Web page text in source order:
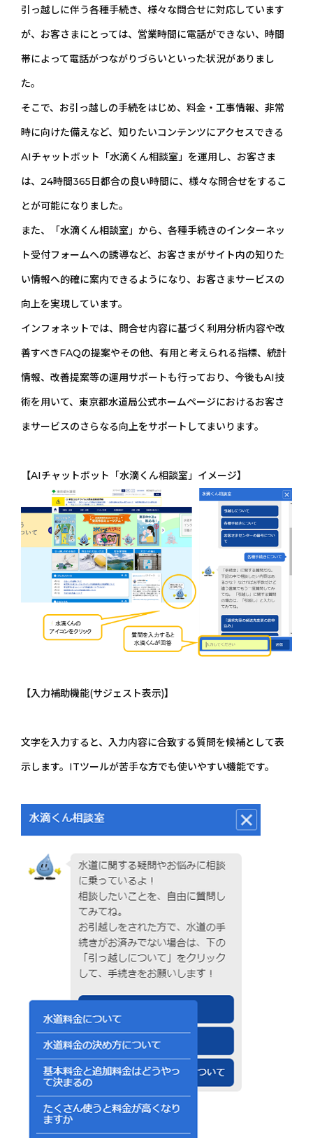
引っ越しに伴う各種手続き、様々な問合せに対応しています
が、お客さまにとっては、営業時間に電話ができない、時間
帯によって電話がつながりづらいといった状況がありまし
た。
そこで、お引っ越しの手続をはじめ、料金・工事情報、非常
時に向けた備えなど、知りたいコンテンツにアクセスできる
AIチャットボット「水滴くん相談室」を運用し、お客さま
は、24時間365日都合の良い時間に、様々な問合せをするこ
とが可能になりました。
また、「水滴くん相談室」から、各種手続きのインターネッ
ト受付フォームへの誘導など、お客さまがサイト内の知りた
い情報へ的確に案内できるようになり、お客さまサービスの
向上を実現しています。
インフォネットでは、問合せ内容に基づく利用分析内容や改
善すべきFAQの提案やその他、有用と考えられる指標、統計
情報、改善提案等の運用サポートも行っており、今後もAI技
術を用いて、東京都水道局公式ホームページにおけるお客さ
まサービスのさらなる向上をサポートしてまいります。
【AIチャットボット「水滴くん相談室」イメージ】
【入力補助機能(サジェスト表示)】
文字を入力すると、入力内容に合致する質問を候補として表
示します。ITツールが苦手な方でも使いやすい機能です。